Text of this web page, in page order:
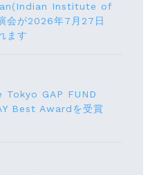
Institute of
会が2026年7月27⽇
ます
Tokyo GAP FUND
Best Awardを受賞